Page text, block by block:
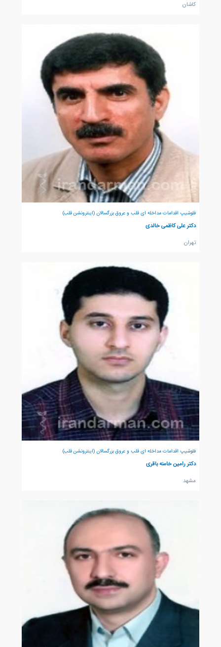
کاشان
فلوشیپ اقدامات مداخله ای قلب و عروق بزرگسالان (اینترونشن قلب)
دکتر علی کاظمی خالدی
تهران
فلوشیپ اقدامات مداخله ای قلب و عروق بزرگسالان (اینترونشن قلب)
دکتر رامین خامنه باقری
مشهد